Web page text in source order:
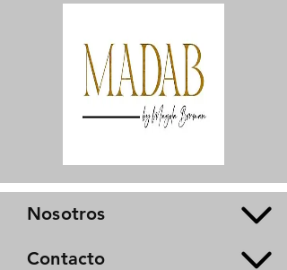
Nosotros
Contacto